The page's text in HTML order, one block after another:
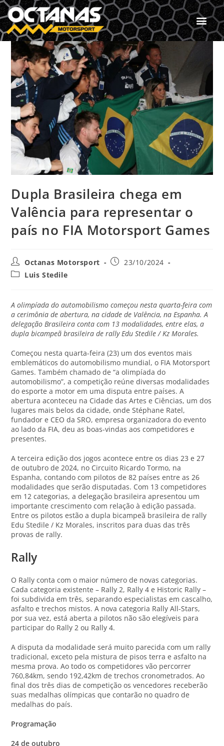
Dupla Brasileira chega em
Valência para representar o
país no FIA Motorsport Games
Octanas Motorsport
23/10/2024
Luis Stedile
A olimpíada do automobilismo começou nesta quarta-feira com
a cerimônia de abertura, na cidade de Valência, na Espanha. A
delegação Brasileira conta com 13 modalidades, entre elas, a
dupla bicampeã brasileira de rally Edu Stedile / Kz Morales.
Começou nesta quarta-feira (23) um dos eventos mais
emblemáticos do automobilismo mundial, o FIA Motorsport
Games. Também chamado de “a olimpíada do
automobilismo”, a competição reúne diversas modalidades
do esporte a motor em uma disputa entre países. A
abertura aconteceu na Cidade das Artes e Ciências, um dos
lugares mais belos da cidade, onde Stéphane Ratel,
fundador e CEO da SRO, empresa organizadora do evento
ao lado da FIA, deu as boas-vindas aos competidores e
presentes.
A terceira edição dos jogos acontece entre os dias 23 e 27
de outubro de 2024, no Circuito Ricardo Tormo, na
Espanha, contando com pilotos de 82 países entre as 26
modalidades que serão disputadas. Com 13 competidores
em 12 categorias, a delegação brasileira apresentou um
importante crescimento com relação à edição passada.
Entre os pilotos estão a dupla bicampeã brasileira de rally
Edu Stedile / Kz Morales, inscritos para duas das três
provas de rally.
Rally
O Rally conta com o maior número de novas categorias.
Cada categoria existente – Rally 2, Rally 4 e Historic Rally –
foi subdivida em três, separando especialistas em cascalho,
asfalto e trechos mistos. A nova categoria Rally All-Stars,
por sua vez, está aberta a pilotos não são elegíveis para
participar do Rally 2 ou Rally 4.
A disputa da modalidade será muito parecida com um rally
tradicional, exceto pela mistura de pisos terra e asfalto na
mesma prova. Ao todo os competidores vão percorrer
760,84km, sendo 192,42km de trechos cronometrados. Ao
final dos três dias de competição os vencedores receberão
suas medalhas olímpicas que contarão no quadro de
medalhas do país.
Programação
24 de outubro